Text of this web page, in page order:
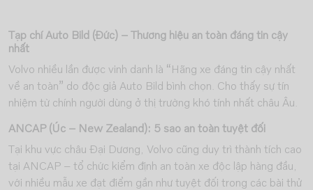
Tạp chí Auto Bild (Đức) – Thương hiệu an toàn đáng tin cậy
nhất
Volvo nhiều lần được vinh danh là “Hãng xe đáng tin cậy nhất
về an toàn” do độc giả Auto Bild bình chọn. Cho thấy sự tín
nhiệm từ chính người dùng ở thị trường khó tính nhất châu Âu.
ANCAP (Úc – New Zealand): 5 sao an toàn tuyệt đối
Tại khu vực châu Đại Dương, Volvo cũng duy trì thành tích cao
tại ANCAP – tổ chức kiểm định an toàn xe độc lập hàng đầu,
với nhiều mẫu xe đạt điểm gần như tuyệt đối trong các bài thử